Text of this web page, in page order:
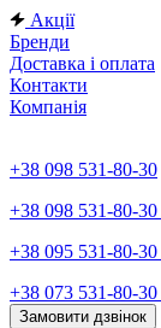
Акції
Бренди
Доставка і оплата
Контакти
Компанія
+38 098 531-80-30
+38 098 531-80-30
+38 095 531-80-30
+38 073 531-80-30
Замовити дзвінок